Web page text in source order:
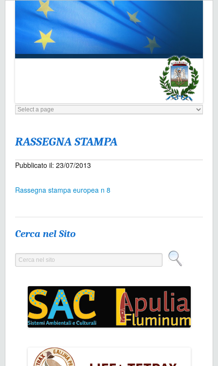
RASSEGNA STAMPA
Pubblicato il: 23/07/2013
Rassegna stampa europea n 8
Cerca nel Sito